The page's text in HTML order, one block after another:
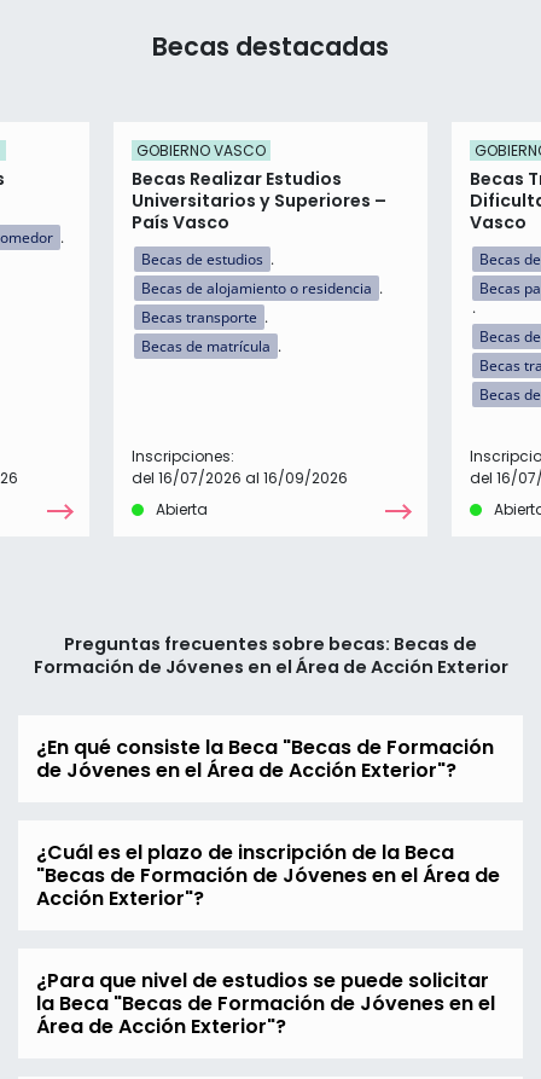
Becas destacadas
GOBIERNO VASCO
Becas Realizar Estudios
Universitarios y Superiores –
País Vasco
Becas de estudios
Becas de alojamiento o residencia
Becas transporte
Becas de matrícula
Inscripciones:
del 16/07/2026 al 16/09/2026
Abierta
Becas
Vasco
Becas
Becas
Becas
Becas
Becas
del 16/
Preguntas frecuentes sobre becas: Becas de
Formación de Jóvenes en el Área de Acción Exterior
¿En qué consiste la Beca "Becas de Formación
de Jóvenes en el Área de Acción Exterior"?
¿Cuál es el plazo de inscripción de la Beca
"Becas de Formación de Jóvenes en el Área de
Acción Exterior"?
¿Para que nivel de estudios se puede solicitar
la Beca "Becas de Formación de Jóvenes en el
Área de Acción Exterior"?